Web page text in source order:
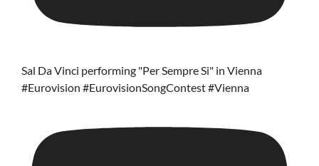
Sal Da Vinci performing "Per Sempre Si" in Vienna
#Eurovision #EurovisionSongContest #Vienna